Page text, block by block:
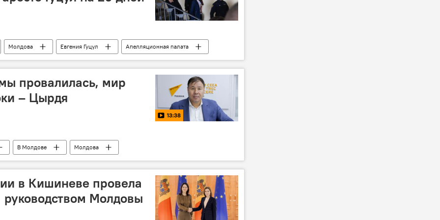
Молдова Евгения Гуцул Апелляционная палата
провалилась, мир
– Цырдя
13:38
В Молдове Молдова
в Кишиневе провела
Молдовы